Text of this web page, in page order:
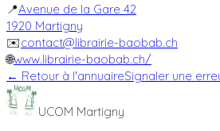
📍Avenue de la Gare 42
1920 Martigny
✉️contact@librairie-baobab.ch
🌐www.librairie-baobab.ch/
← Retour à l'annuaireSignaler une
UCOM Martigny